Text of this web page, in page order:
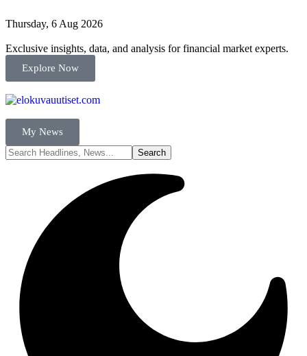
Thursday, 6 Aug 2026
Exclusive insights, data, and analysis for financial market experts.
Explore Now
My News